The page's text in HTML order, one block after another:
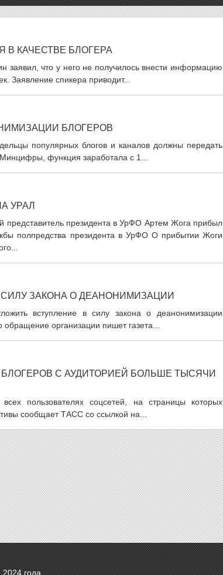
В КАЧЕСТВЕ БЛОГЕРА
заявил, что у него не получилось внести информацию
Заявление спикера приводит...
БЛОГЕРОВ
популярных блогов и каналов должны передать
функция заработала с 1...
УРАЛ
представитель президента в УрФО Артем Жога прибыл
полпредства президента в УрФО О прибытии Жоги
ЗАКОНА О ДЕАНОНИМИЗАЦИИ
вступление в силу закона о деанонимизации
организации пишет газета...
С АУДИТОРИЕЙ БОЛЬШЕ ТЫСЯЧИ
пользователях соцсетей, на страницы которых
сообщает ТАСС со ссылкой на...
года.